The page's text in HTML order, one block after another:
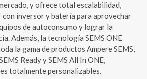
y ofrece total escalabilidad,
inversor y batería para aprovechar
de autoconsumo y lograr la
Además, la tecnología SEMS ONE
la gama de productos Ampere SEMS,
Ready y SEMS All In ONE,
totalmente personalizables.